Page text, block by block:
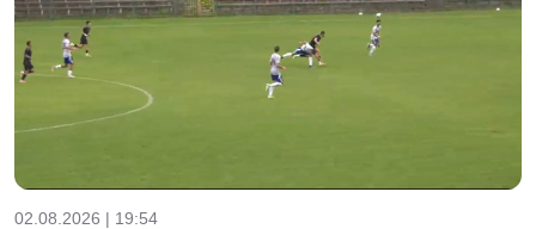
02.08.2026 | 19:54